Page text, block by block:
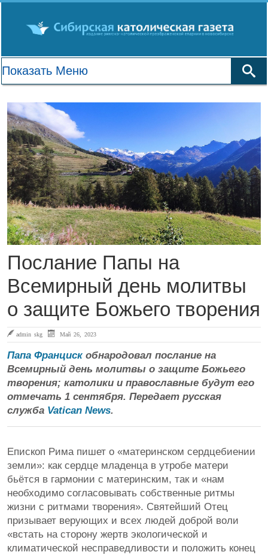
Послание Папы на
Всемирный день молитвы
о защите Божьего творения
admin skg Май 26, 2023
Папа Франциск обнародовал послание на
Всемирный день молитвы о защите Божьего
творения; католики и православные будут его
отмечать 1 сентября. Передает русская
служба Vatican News.
Епископ Рима пишет о «материнском сердцебиении
земли»: как сердце младенца в утробе матери
бьётся в гармонии с материнским, так и «нам
необходимо согласовывать собственные ритмы
жизни с ритмами творения». Святейший Отец
призывает верующих и всех людей доброй воли
«встать на сторону жертв экологической и
климатической несправедливости и положить конец